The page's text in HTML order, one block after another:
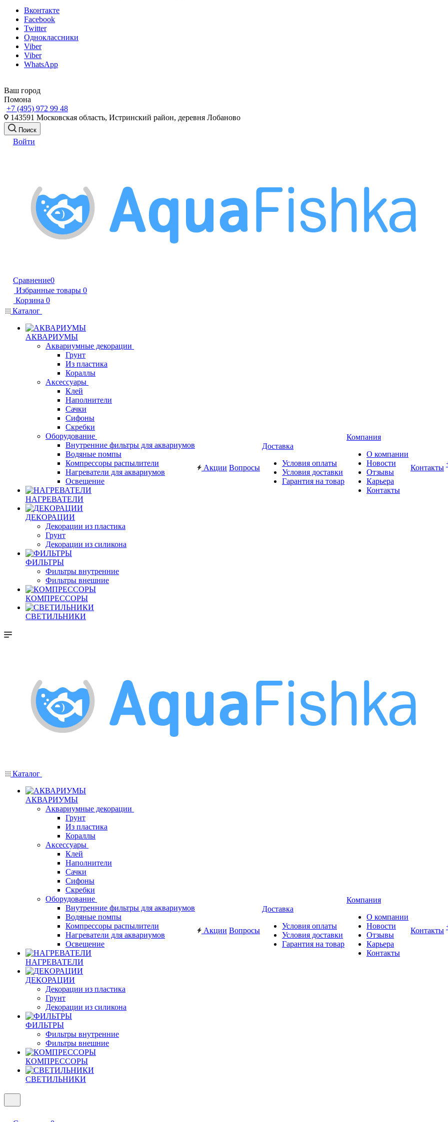
Вконтакте
Facebook
Twitter
Одноклассники
Viber
Viber
WhatsApp
Ваш город
Помона
+7 (495) 972 99 48
143591 Московская область, Истринский район, деревня Лобаново
Поиск
Войти
Сравнение0
Избранные товары 0
Корзина 0
Каталог
АКВАРИУМЫ
Аквариумные декорации
Грунт
Из пластика
Кораллы
Аксессуары
Клей
Наполнители
Сачки
Сифоны
Скребки
Оборудование
Внутренние фильтры для аквариумов
Водяные помпы
Компрессоры распылители
Нагреватели для аквариумов
Освещение
НАГРЕВАТЕЛИ
ДЕКОРАЦИИ
Декорации из пластика
Грунт
Декорации из силикона
ФИЛЬТРЫ
Фильтры внутренние
Фильтры внешние
КОМПРЕССОРЫ
СВЕТИЛЬНИКИ
Акции Вопросы
Доставка
Условия оплаты
Условия доставки
Гарантия на товар
Компания
О компании
Новости
Отзывы
Карьера
Контакты
Контакты
Каталог
АКВАРИУМЫ
Аквариумные декорации
Грунт
Из пластика
Кораллы
Аксессуары
Клей
Наполнители
Сачки
Сифоны
Скребки
Оборудование
Внутренние фильтры для аквариумов
Водяные помпы
Компрессоры распылители
Нагреватели для аквариумов
Освещение
НАГРЕВАТЕЛИ
ДЕКОРАЦИИ
Декорации из пластика
Грунт
Декорации из силикона
ФИЛЬТРЫ
Фильтры внутренние
Фильтры внешние
КОМПРЕССОРЫ
СВЕТИЛЬНИКИ
Акции Вопросы
Доставка
Условия оплаты
Условия доставки
Гарантия на товар
Компания
О компании
Новости
Отзывы
Карьера
Контакты
Контакты